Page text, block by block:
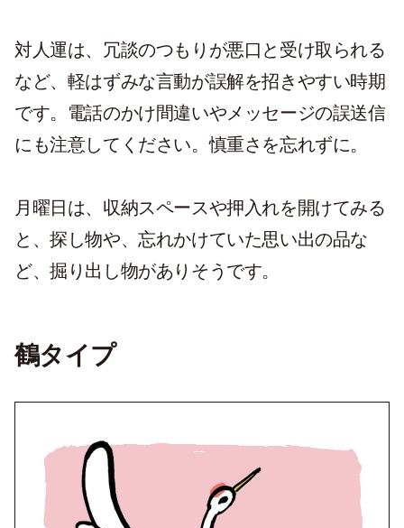
対人運は、冗談のつもりが悪口と受け取られる
など、軽はずみな言動が誤解を招きやすい時期
です。電話のかけ間違いやメッセージの誤送信
にも注意してください。慎重さを忘れずに。
月曜日は、収納スペースや押入れを開けてみる
と、探し物や、忘れかけていた思い出の品な
ど、掘り出し物がありそうです。
鶴タイプ